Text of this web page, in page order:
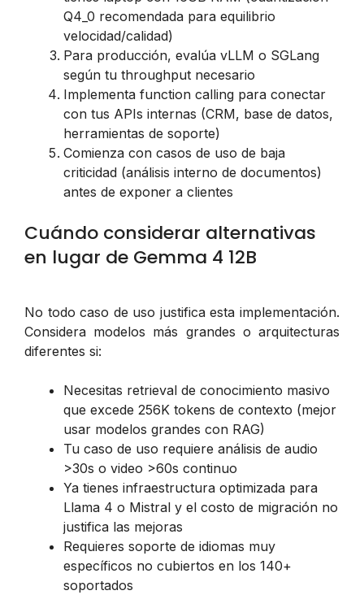
Q4_0 recomendada para equilibrio
velocidad/calidad)
Para producción, evalúa vLLM o SGLang
según tu throughput necesario
Implementa function calling para conectar
con tus APIs internas (CRM, base de datos,
herramientas de soporte)
Comienza con casos de uso de baja
criticidad (análisis interno de documentos)
antes de exponer a clientes
Cuándo considerar alternativas
en lugar de Gemma 4 12B
No todo caso de uso justifica esta implementación.
Considera modelos más grandes o arquitecturas
diferentes si:
Necesitas retrieval de conocimiento masivo
que excede 256K tokens de contexto (mejor
usar modelos grandes con RAG)
Tu caso de uso requiere análisis de audio
>30s o video >60s continuo
Ya tienes infraestructura optimizada para
Llama 4 o Mistral y el costo de migración no
justifica las mejoras
Requieres soporte de idiomas muy
específicos no cubiertos en los 140+
soportados